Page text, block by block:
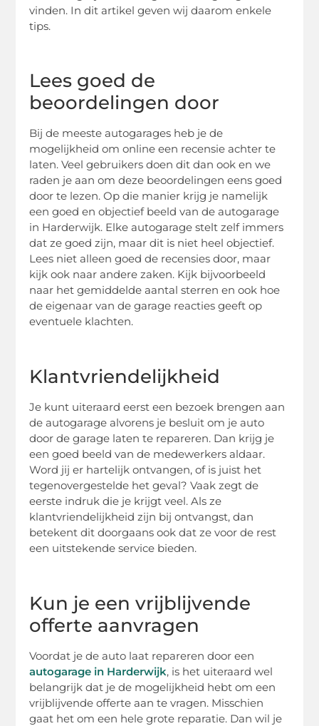
vinden. In dit artikel geven wij daarom enkele
tips.
Lees goed de
beoordelingen door
Bij de meeste autogarages heb je de
mogelijkheid om online een recensie achter te
laten. Veel gebruikers doen dit dan ook en we
raden je aan om deze beoordelingen eens goed
door te lezen. Op die manier krijg je namelijk
een goed en objectief beeld van de autogarage
in Harderwijk. Elke autogarage stelt zelf immers
dat ze goed zijn, maar dit is niet heel objectief.
Lees niet alleen goed de recensies door, maar
kijk ook naar andere zaken. Kijk bijvoorbeeld
naar het gemiddelde aantal sterren en ook hoe
de eigenaar van de garage reacties geeft op
eventuele klachten.
Klantvriendelijkheid
Je kunt uiteraard eerst een bezoek brengen aan
de autogarage alvorens je besluit om je auto
door de garage laten te repareren. Dan krijg je
een goed beeld van de medewerkers aldaar.
Word jij er hartelijk ontvangen, of is juist het
tegenovergestelde het geval? Vaak zegt de
eerste indruk die je krijgt veel. Als ze
klantvriendelijkheid zijn bij ontvangst, dan
betekent dit doorgaans ook dat ze voor de rest
een uitstekende service bieden.
Kun je een vrijblijvende
offerte aanvragen
Voordat je de auto laat repareren door een
autogarage in Harderwijk, is het uiteraard wel
belangrijk dat je de mogelijkheid hebt om een
vrijblijvende offerte aan te vragen. Misschien
gaat het om een hele grote reparatie. Dan wil je